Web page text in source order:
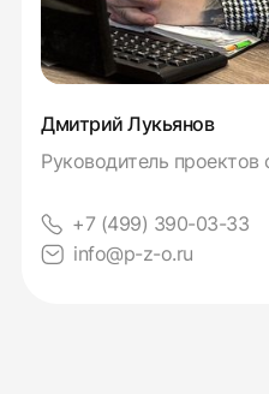
Дмитрий Лукьянов
Руководитель
+7 (499) 390-03-33
info@p-z-o.ru